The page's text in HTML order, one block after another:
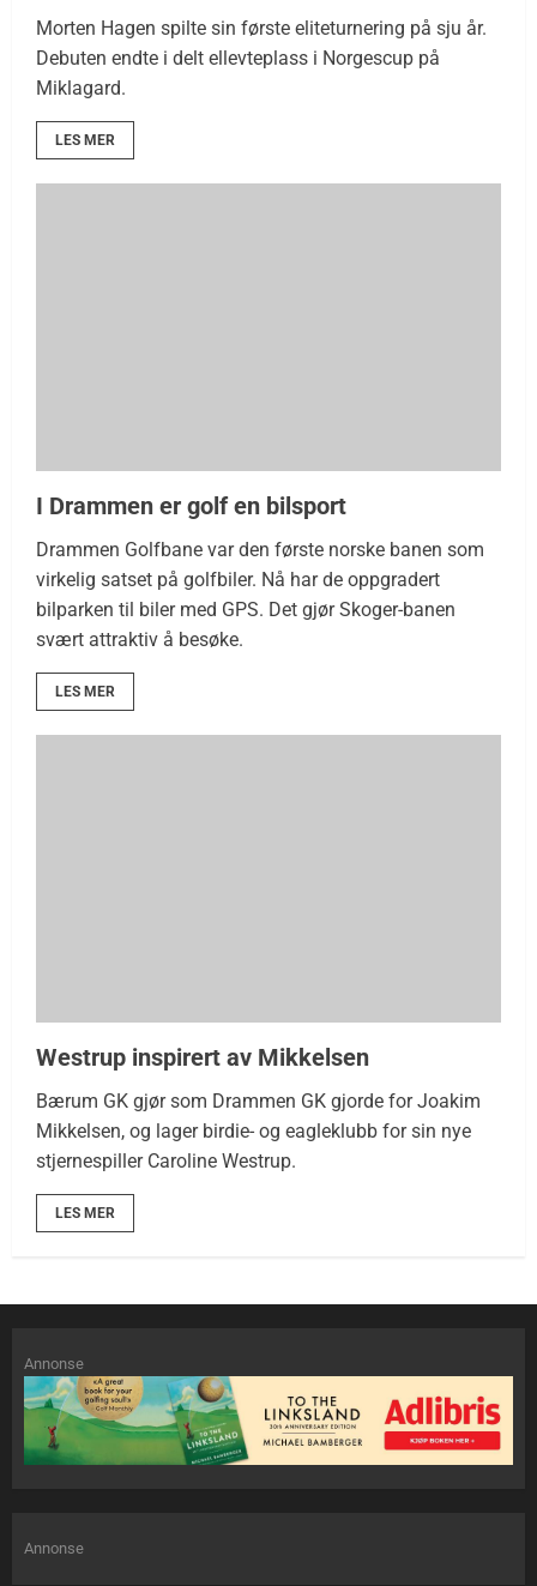
Morten Hagen spilte sin første eliteturnering på sju år.
Debuten endte i delt ellevteplass i Norgescup på
Miklagard.
LES MER
I Drammen er golf en bilsport
Drammen Golfbane var den første norske banen som
virkelig satset på golfbiler. Nå har de oppgradert
bilparken til biler med GPS. Det gjør Skoger-banen
svært attraktiv å besøke.
LES MER
Westrup inspirert av Mikkelsen
Bærum GK gjør som Drammen GK gjorde for Joakim
Mikkelsen, og lager birdie- og eagleklubb for sin nye
stjernespiller Caroline Westrup.
LES MER
Annonse
Annonse